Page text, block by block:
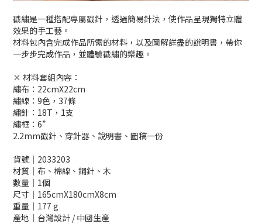
戳繡是一種搭配專屬戳針，透過簡易針法，使作品呈現獨特立體
效果的手工藝。
材料包內含完成作品所需的材料，以及圖解詳盡的說明書，帶你
一步步完成作品，並體驗戳繡的樂趣。
× 材料套組內容：
繡布：22cmX22cm
繡線：9色，37條
繡針：18T，1支
繡框：6”
2.2mm戳針、穿針器、說明書、圖稿一份
貨號│2033203
材質│布、棉線、鋼針、木
數量│1個
尺寸│165cmX180cmX8cm
重量│177 g
產地│台灣設計 / 中國生產